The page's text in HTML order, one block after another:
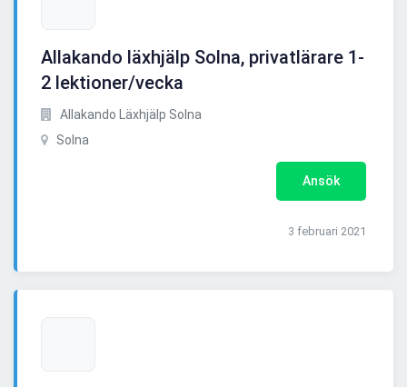
Allakando läxhjälp Solna, privatlärare 1-
2 lektioner/vecka
Allakando Läxhjälp Solna
Solna
Ansök
3 februari 2021